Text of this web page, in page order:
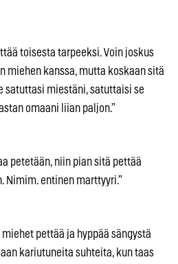
toisesta tarpeeksi. Voin joskus
miehen kanssa, mutta koskaan sitä
satuttasi miestäni, satuttaisi se
omaani liian paljon.”
petetään, niin pian sitä pettää
Nimim. entinen marttyyri.”
pettää ja hyppää sängystä
kariutuneita suhteita, kun taas